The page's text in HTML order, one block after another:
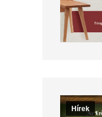
Hírek